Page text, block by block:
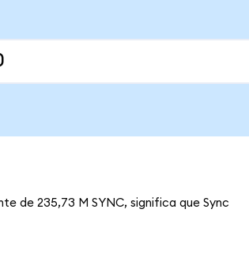
de 235,73 M SYNC, significa que Sync